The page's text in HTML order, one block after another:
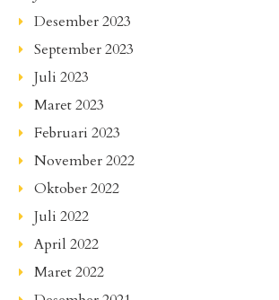
Desember 2023
September 2023
Juli 2023
Maret 2023
Februari 2023
November 2022
Oktober 2022
Juli 2022
April 2022
Maret 2022